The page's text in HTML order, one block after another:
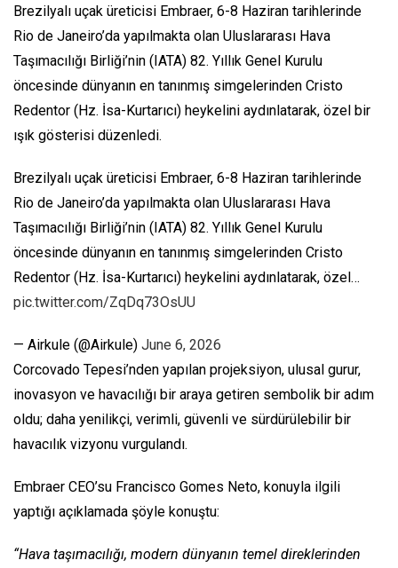
Brezilyalı uçak üreticisi Embraer, 6-8 Haziran tarihlerinde
Rio de Janeiro’da yapılmakta olan Uluslararası Hava
Taşımacılığı Birliği’nin (IATA) 82. Yıllık Genel Kurulu
öncesinde dünyanın en tanınmış simgelerinden Cristo
Redentor (Hz. İsa-Kurtarıcı) heykelini aydınlatarak, özel bir
ışık gösterisi düzenledi.
Brezilyalı uçak üreticisi Embraer, 6-8 Haziran tarihlerinde
Rio de Janeiro’da yapılmakta olan Uluslararası Hava
Taşımacılığı Birliği’nin (IATA) 82. Yıllık Genel Kurulu
öncesinde dünyanın en tanınmış simgelerinden Cristo
Redentor (Hz. İsa-Kurtarıcı) heykelini aydınlatarak, özel…
pic.twitter.com/ZqDq73OsUU
— Airkule (@Airkule) June 6, 2026
Corcovado Tepesi’nden yapılan projeksiyon, ulusal gurur,
inovasyon ve havacılığı bir araya getiren sembolik bir adım
oldu; daha yenilikçi, verimli, güvenli ve sürdürülebilir bir
havacılık vizyonu vurgulandı.
Embraer CEO’su Francisco Gomes Neto, konuyla ilgili
yaptığı açıklamada şöyle konuştu:
“Hava taşımacılığı, modern dünyanın temel direklerinden